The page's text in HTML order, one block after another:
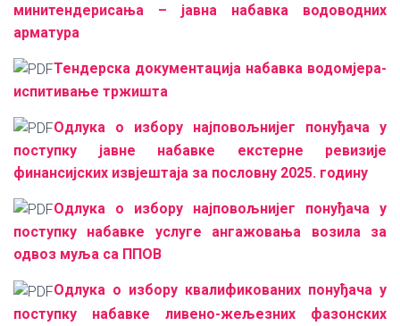
минитендерисања – јавна набавка водоводних
арматура
Тендерска документација набавка водомјера-
испитивање тржишта
Одлука о избору најповољнијег понуђача у
поступку јавне набавке екстерне ревизије
финансијских извјештаја за пословну 2025. годину
Одлука о избору најповољнијег понуђача у
поступку набавке услуге ангажовања возила за
одвоз муља са ППОВ
Одлука о избору квалификованих понуђача у
поступку набавке ливено-жељезних фазонских